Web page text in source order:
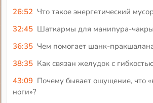
26:52 Что такое энергетический
32:45 Шаткармы для манипура-
36:35 Чем помогает шанк-
38:35 Как связан желудок с
43:09 Почему бывает ощущение, что
ноги»?